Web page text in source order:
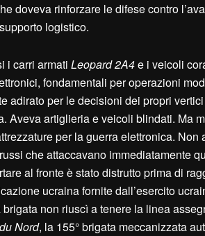
doveva rinforzare le difese contro
logistico.
i carri armati Leopard 2A4e i veicoli
fondamentali per operazioni
adirato per le decisioni dei propri
Aveva artiglieria e veicoli blindati. Ma
per la guerra elettronica. Non
che attaccavano immediatamente
al fronte è stato distrutto prima di
ucraina fornite dall’esercito
non riuscì a tenere la linea
Nord, la 155° brigata meccanizzata